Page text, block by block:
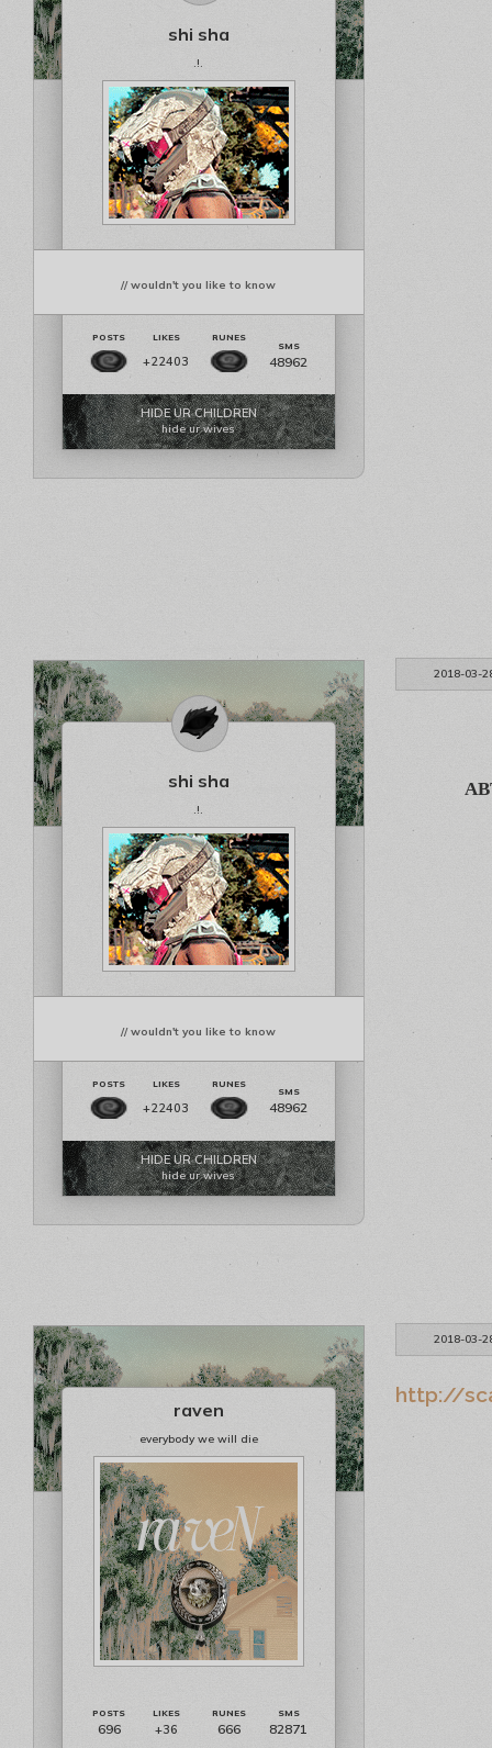
shi sha
.!.
// wouldn't you like to know
+22403 48962
HIDE UR CHILDREN
hide ur wives
2018-03-
shi sha
.!.
// wouldn't you like to know
+22403 48962
HIDE UR CHILDREN
hide ur wives
2018-03-
raven
everybody we will die
696 +36 666 82871
http://